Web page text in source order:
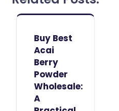
Buy Best
Acai
Berry
Powder
Wholesale:
A